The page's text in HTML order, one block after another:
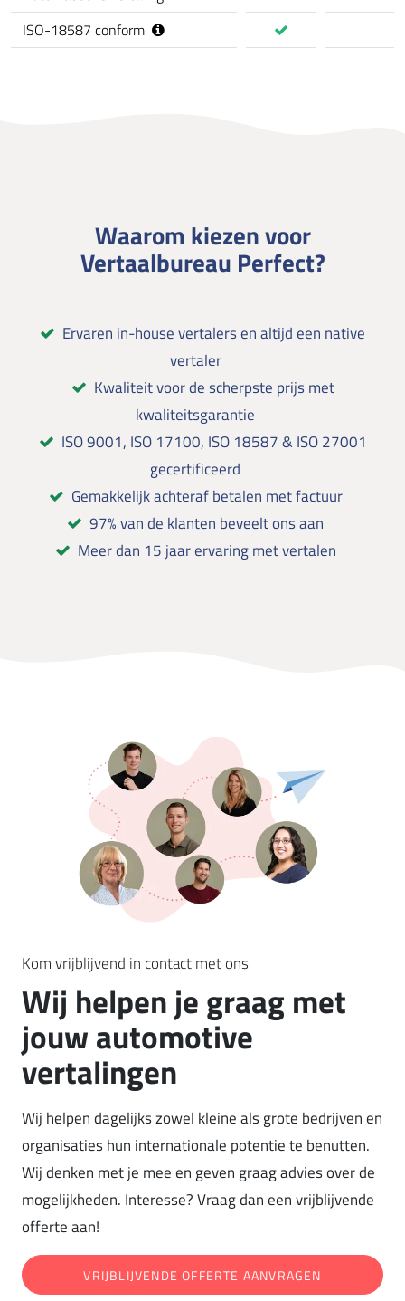
ISO-18587 conform
Waarom kiezen voor
Vertaalbureau Perfect?
Ervaren in-house vertalers en altijd een native
vertaler
Kwaliteit voor de scherpste prijs met
kwaliteitsgarantie
ISO 9001, ISO 17100, ISO 18587 & ISO 27001
gecertificeerd
Gemakkelijk achteraf betalen met factuur
97% van de klanten beveelt ons aan
Meer dan 15 jaar ervaring met vertalen
Kom vrijblijvend in contact met ons
Wij helpen je graag met
jouw automotive
vertalingen
Wij helpen dagelijks zowel kleine als grote bedrijven en
organisaties hun internationale potentie te benutten.
Wij denken met je mee en geven graag advies over de
mogelijkheden. Interesse? Vraag dan een vrijblijvende
offerte aan!
VRIJBLIJVENDE OFFERTE AANVRAGEN